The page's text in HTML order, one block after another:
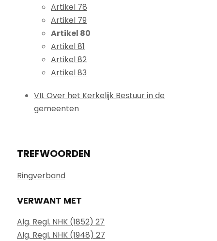
Artikel 78
Artikel 79
Artikel 80
Artikel 81
Artikel 82
Artikel 83
VII. Over het Kerkelijk Bestuur in de
gemeenten
TREFWOORDEN
Ringverband
VERWANT MET
Alg. Regl. NHK (1852) 27
Alg. Regl. NHK (1948) 27